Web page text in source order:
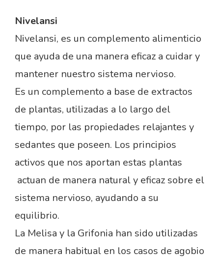
Nivelansi
Nivelansi, es un complemento alimenticio
que ayuda de una manera eficaz a cuidar y
mantener nuestro sistema nervioso.
Es un complemento a base de extractos
de plantas, utilizadas a lo largo del
tiempo, por las propiedades relajantes y
sedantes que poseen. Los principios
activos que nos aportan estas plantas
actuan de manera natural y eficaz sobre el
sistema nervioso, ayudando a su
equilibrio.
La Melisa y la Grifonia han sido utilizadas
de manera habitual en los casos de agobio